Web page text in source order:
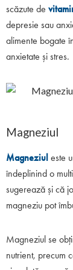
scăzute de
depresie sau
alimente bogate
anxietate și stres.
Magneziul
Magneziul este
îndeplinind o
sugerează și că
magneziu pot
Magneziul se
nutrient, precum